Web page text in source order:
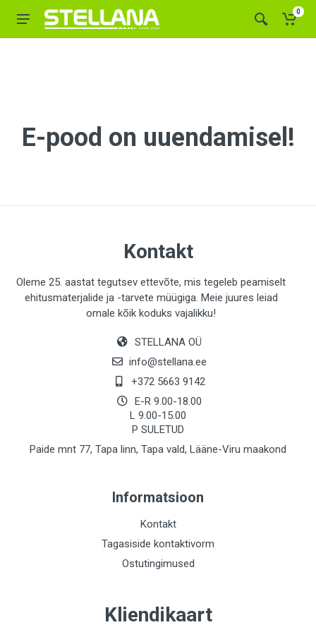
0
E-pood on uuendamisel!
Kontakt
Oleme 25. aastat tegutsev ettevõte, mis tegeleb peamiselt
ehitusmaterjalide ja -tarvete müügiga. Meie juures leiad
omale kõik koduks vajalikku!
STELLANA OÜ
info@stellana.ee
+372 5663 9142
E-R 9.00-18.00
L 9.00-15.00
P SULETUD
Paide mnt 77, Tapa linn, Tapa vald, Lääne-Viru maakond
Informatsioon
Kontakt
Tagasiside kontaktivorm
Ostutingimused
Kliendikaart